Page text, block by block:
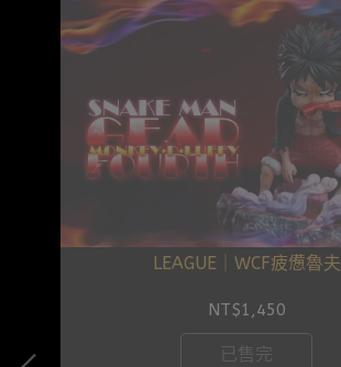
LEAGUE｜WCF疲憊魯夫
NT$1,450
已售完